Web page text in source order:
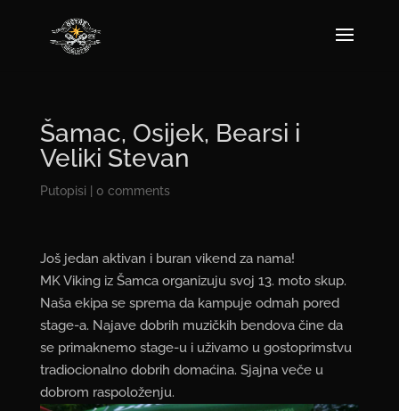
Šamac, Osijek, Bearsi i
Veliki Stevan
Putopisi 0 comments
Još jedan aktivan i buran vikend za nama!
MK Viking iz Šamca organizuju svoj 13. moto skup.
Naša ekipa se sprema da kampuje odmah pored
stage-a. Najave dobrih muzičkih bendova čine da
se primaknemo stage-u i uživamo u gostoprimstvu
tradiocionalno dobrih domaćina. Sjajna veče u
dobrom raspoloženju.